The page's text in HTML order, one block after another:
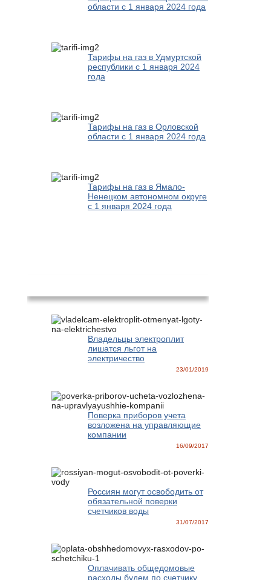
области с 1 января 2024 года
Тарифы на газ в Удмуртской
республики с 1 января 2024
года
Тарифы на газ в Орловской
области с 1 января 2024 года
Тарифы на газ в Ямало-
Ненецком автономном округе
с 1 января 2024 года
Владельцы электроплит
лишатся льгот на
электричество
23/01/2019
Поверка приборов учета
возложена на управляющие
компании
16/09/2017
Россиян могут освободить от
обязательной поверки
счетчиков воды
31/07/2017
Оплачивать общедомовые
расходы будем по счетчику